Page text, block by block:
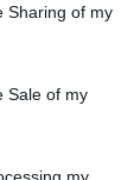
Sharing of my
Sale of my
my